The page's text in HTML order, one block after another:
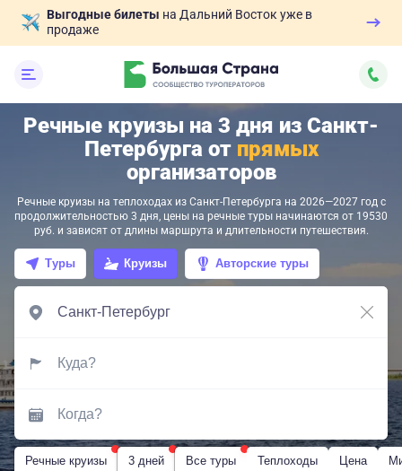
Выгодные билеты на Дальний Восток уже в
продаже
Речные круизы на 3 дня из Санкт-
Петербурга от прямых
организаторов
Речные круизы на теплоходах из Санкт-Петербурга на 2026—2027 год с
продолжительностью 3 дня, цены на речные туры начинаются от 19530
руб. и зависят от длины маршрута и длительности путешествия.
Туры Круизы Авторские туры
Речные круизы 3 дней Все туры Теплоходы Цена